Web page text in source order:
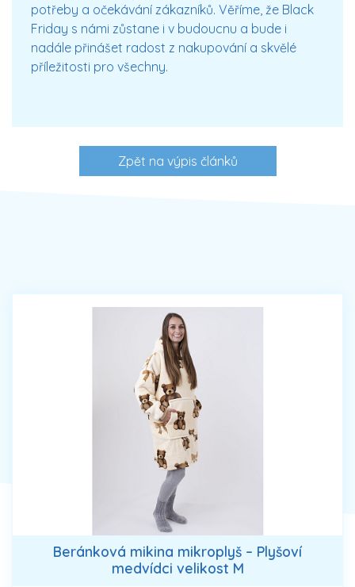
potřeby a očekávání zákazníků. Věříme, že Black
Friday s námi zůstane i v budoucnu a bude i
nadále přinášet radost z nakupování a skvělé
příležitosti pro všechny.
Zpět na výpis článků
Beránková mikina mikroplyš – Plyšoví
medvídci velikost M